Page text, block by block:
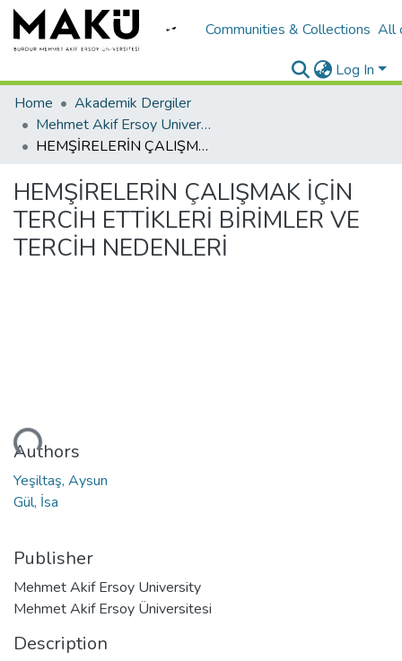
Communities & Collections All
Log In
Home
Akademik Dergiler
Mehmet Akif Ersoy University Journal of Health Sciences Institute
HEMŞİRELERİN ÇALIŞMAK İÇİN TERCİH ETTİKLERİ BİRİMLER VE TERCİH NEDENLERİ
HEMŞİRELERİN ÇALIŞMAK İÇİN
TERCİH ETTİKLERİ BİRİMLER VE
TERCİH NEDENLERİ
Authors
Yeşiltaş, Aysun
Gül, İsa
Publisher
Mehmet Akif Ersoy University
Mehmet Akif Ersoy Üniversitesi
Description